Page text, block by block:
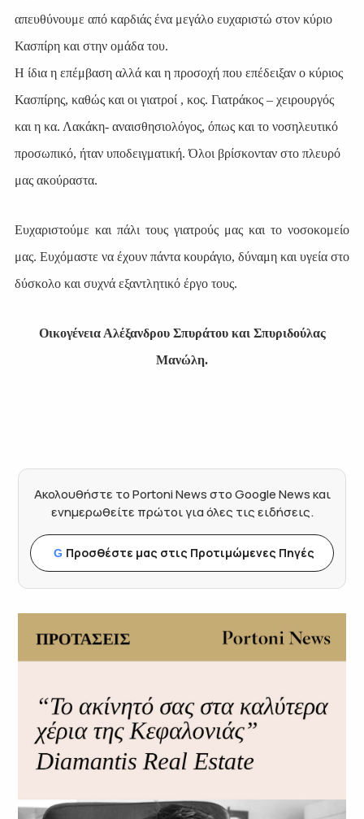
απευθύνουμε από καρδιάς ένα μεγάλο ευχαριστώ στον κύριο
Κασπίρη και στην ομάδα του.
Η ίδια η επέμβαση αλλά και η προσοχή που επέδειξαν ο κύριος
Κασπίρης, καθώς και οι γιατροί , κος. Γιατράκος – χειρουργός
και η κα. Λακάκη- αναισθησιολόγος, όπως και το νοσηλευτικό
προσωπικό, ήταν υποδειγματική. Όλοι βρίσκονταν στο πλευρό
μας ακούραστα.
Ευχαριστούμε και πάλι τους γιατρούς μας και το νοσοκομείο
μας. Ευχόμαστε να έχουν πάντα κουράγιο, δύναμη και υγεία στο
δύσκολο και συχνά εξαντλητικό έργο τους.
Οικογένεια Αλέξανδρου Σπυράτου και Σπυριδούλας
Μανώλη.
Ακολουθήστε το Portoni News στο Google News και
ενημερωθείτε πρώτοι για όλες τις ειδήσεις.
G Προσθέστε μας στις Προτιμώμενες Πηγές